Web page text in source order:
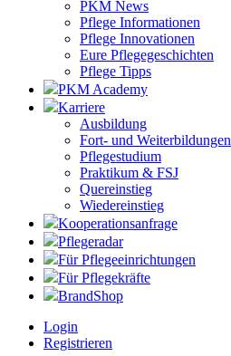
PKM News
Pflege Informationen
Pflege Innovationen
Eure Pflegegeschichten
Pflege Tipps
PKM Academy
Karriere
Ausbildung
Fort- und Weiterbildungen
Pflegestudium
Praktikum & FSJ
Quereinstieg
Wiedereinstieg
Kooperationsanfrage
Pflegeradar
Für Pflegeeinrichtungen
Für Pflegekräfte
BrandShop
Login
Registrieren